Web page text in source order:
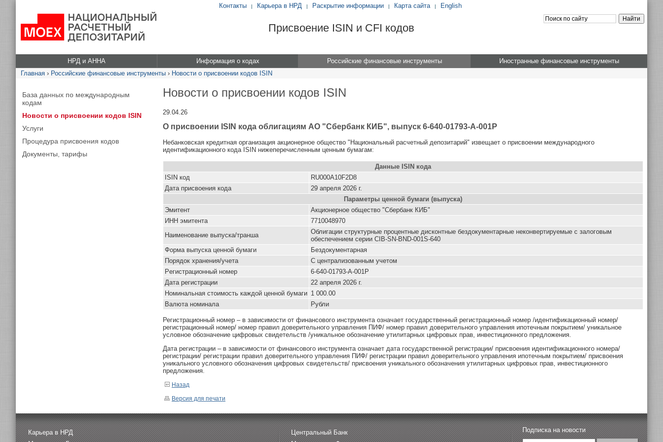
Контакты | Карьера в НРД | Раскрытие информации | Карта сайта | English
Присвоение ISIN и CFI кодов
НРД и АННА Информация о кодах Российские финансовые инструменты
Иностранные финансовые инструменты
Главная › Российские финансовые инструменты › Новости о присвоении кодов ISIN
База данных по международным
кодам
Новости о присвоении кодов ISIN
Услуги
Процедура присвоения кодов
Документы, тарифы
Новости о присвоении кодов ISIN
29.04.26
О присвоении ISIN кода облигациям АО "Сбербанк КИБ", выпуск 6-640-01793-A-001P
Небанковская кредитная организация акционерное общество "Национальный расчетный депозитарий" извещает о присвоении международного
идентификационного кода ISIN нижеперечисленным ценным бумагам:
Данные ISIN кода
ISIN код
RU000A10F2D8
Дата присвоения кода
29 апреля 2026 г.
Параметры ценной бумаги (выпуска)
Эмитент
Акционерное общество "Сбербанк КИБ"
ИНН эмитента
7710048970
Наименование выпуска/транша
Облигации структурные процентные дисконтные бездокументарные неконвертируемые с залоговым
обеспечением серии CIB-SN-BND-001S-640
Форма выпуска ценной бумаги
Бездокументарная
Порядок хранения/учета
С централизованным учетом
Pегистрационный номер
6-640-01793-A-001P
Дата регистрации
22 апреля 2026 г.
Номинальная стоимость каждой ценной бумаги 1 000.00
Валюта номинала
Рубли
Регистрационный номер – в зависимости от финансового инструмента означает государственный регистрационный номер /идентификационный номер/
регистрационный номер/ номер правил доверительного управления ПИФ/ номер правил доверительного управления ипотечным покрытием/ уникальное
условное обозначение цифровых свидетельств /уникальное обозначение утилитарных цифровых прав, инвестиционного предложения.
Дата регистрации – в зависимости от финансового инструмента означает дата государственной регистрации/ присвоения идентификационного номера/
регистрации/ регистрации правил доверительного управления ПИФ/ регистрации правил доверительного управления ипотечным покрытием/ присвоения
уникального условного обозначения цифровых свидетельств/ присвоения уникального обозначения утилитарных цифровых прав, инвестиционного
предложения.
Назад
Версия для печати
Карьера в НРД
Центральный Банк
Подписка на новости